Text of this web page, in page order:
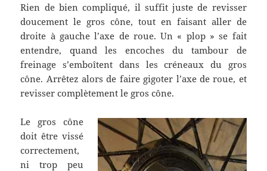
Rien de bien compliqué, il suffit juste de revisser
doucement le gros cône, tout en faisant aller de
droite à gauche l’axe de roue. Un « plop » se fait
entendre, quand les encoches du tambour de
freinage s’emboîtent dans les créneaux du gros
cône. Arrêtez alors de faire gigoter l’axe de roue, et
revisser complètement le gros cône.
Le gros cône
doit être vissé
correctement,
ni trop peu